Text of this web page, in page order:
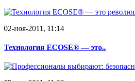
02-ноя-2011, 11:14
Технология ECOSE® — это..